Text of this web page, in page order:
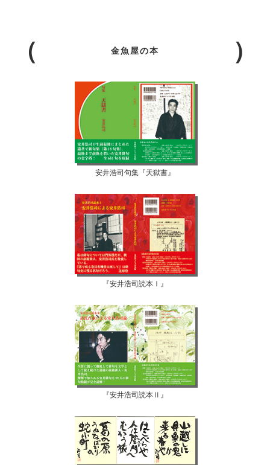
金魚屋の本
安井浩司句集『天獄書』
『安井浩司読本Ⅰ』
『安井浩司読本Ⅱ』